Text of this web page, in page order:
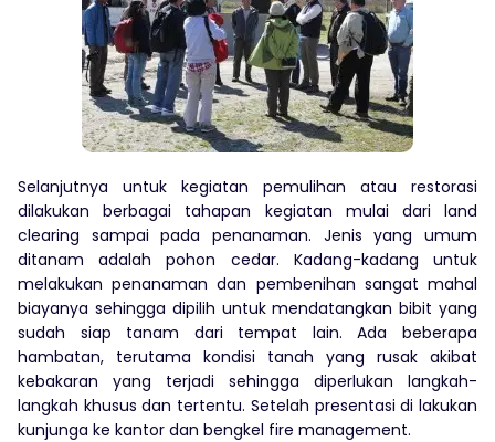
Selanjutnya untuk kegiatan pemulihan atau restorasi
dilakukan berbagai tahapan kegiatan mulai dari land
clearing sampai pada penanaman. Jenis yang umum
ditanam adalah pohon cedar. Kadang-kadang untuk
melakukan penanaman dan pembenihan sangat mahal
biayanya sehingga dipilih untuk mendatangkan bibit yang
sudah siap tanam dari tempat lain. Ada beberapa
hambatan, terutama kondisi tanah yang rusak akibat
kebakaran yang terjadi sehingga diperlukan langkah-
langkah khusus dan tertentu. Setelah presentasi di lakukan
kunjunga ke kantor dan bengkel fire management.